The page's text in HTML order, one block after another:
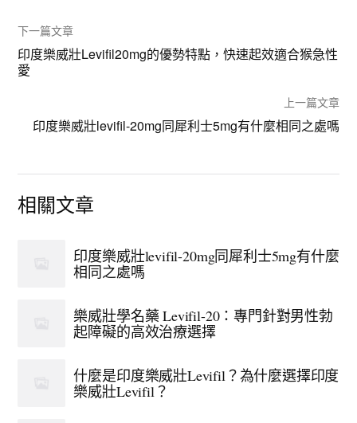
下一篇文章
印度樂威壯Levifil20mg的優勢特點，快速起效適合猴急性
愛
上一篇文章
印度樂威壯levifil-20mg同犀利士5mg有什麼相同之處嗎
相關文章
印度樂威壯levifil-20mg同犀利士5mg有什麼
相同之處嗎
樂威壯學名藥 Levifil-20：專門針對男性勃
起障礙的高效治療選擇
什麼是印度樂威壯Levifil？為什麼選擇印度
樂威壯Levifil？